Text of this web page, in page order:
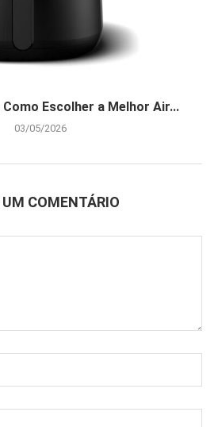
Como Escolher a Melhor Air...
03/05/2026
UM COMENTÁRIO